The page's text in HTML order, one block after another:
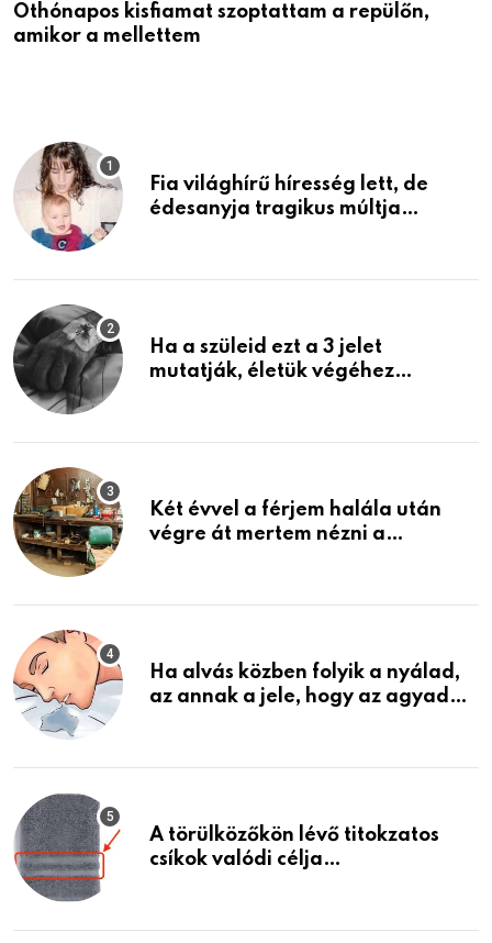
Öthónapos kisfiamat szoptattam a repülőn,
amikor a mellettem
Fia világhírű híresség lett, de
édesanyja tragikus múltja
Ha a szüleid ezt a 3 jelet
mutatják, életük végéhez
Két évvel a férjem halála után
végre át mertem nézni a
életemet
Ha alvás közben folyik a nyálad,
az annak a jele, hogy az agyad…
A törülközőkön lévő titokzatos
csíkok valódi célja…